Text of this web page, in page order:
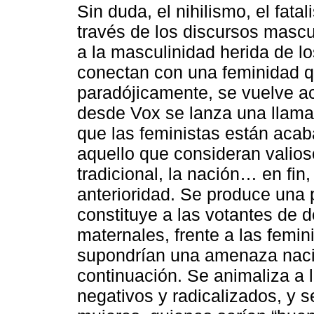
Sin duda, el nihilismo, el
través de los discursos
a la masculinidad herida de
conectan con una feminidad
paradójicamente, se vuelve
desde Vox se lanza una
que las feministas están
aquello que consideran
tradicional, la nación… en
anterioridad. Se produce
constituye a las votantes de
maternales, frente a las
supondrían una amenaza
continuación. Se animaliza a
negativos y radicalizados, y